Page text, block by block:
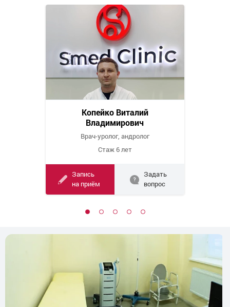
Копейко Виталий
Владимирович
Врач-уролог, андролог
Стаж 6 лет
Запись
на приём
Задать
вопрос